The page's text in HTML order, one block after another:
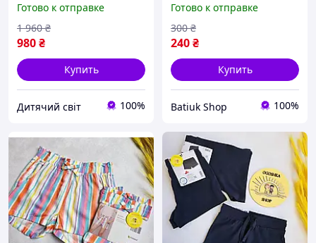
детские удобные
повседневные шорты
бриджи резинка на лето
Готово к отправке
980₴
1 960 ₴
Купить
Дитячий світ 100%
Готово к отправке
240₴
300 ₴
Купить
Batiuk Shop 100%